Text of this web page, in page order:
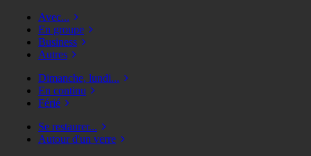
Avec...
En groupe
Business
Autres
Dimanche, lundi...
En continu
Férié
Se restaurer...
Autour d'un verre